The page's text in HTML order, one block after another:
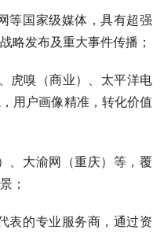
等国家级媒体，具有超强
略发布及重大事件传播；
虎嗅（商业）、太平洋电
用户画像精准，转化价值
、大渝网（重庆）等，覆
；
表的专业服务商，通过资